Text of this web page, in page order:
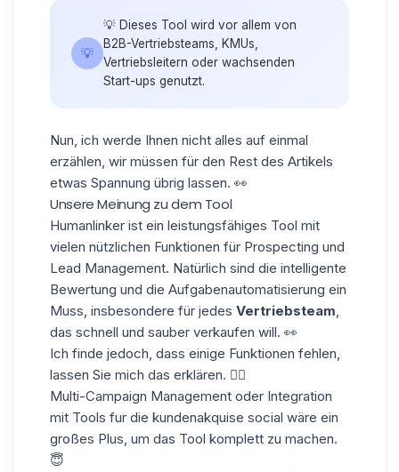
💡
💡 Dieses Tool wird vor allem von
B2B-Vertriebsteams, KMUs,
Vertriebsleitern oder wachsenden
Start-ups genutzt.
Nun, ich werde Ihnen nicht alles auf einmal
erzählen, wir müssen für den Rest des Artikels
etwas Spannung übrig lassen. 👀
Unsere Meinung zu dem Tool
Humanlinker ist ein leistungsfähiges Tool mit
vielen nützlichen Funktionen für Prospecting und
Lead Management. Natürlich sind die intelligente
Bewertung und die Aufgabenautomatisierung ein
Muss, insbesondere für jedes Vertriebsteam,
das schnell und sauber verkaufen will. 👀
Ich finde jedoch, dass einige Funktionen fehlen,
lassen Sie mich das erklären. 👇🏼
Multi-Campaign Management oder Integration
mit Tools fur die kundenakquise social wäre ein
großes Plus, um das Tool komplett zu machen.
😇